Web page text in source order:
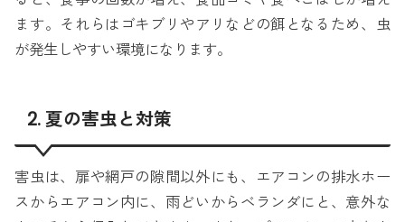
ます。それらはゴキブリやアリなどの餌となるため、虫
が発生しやすい環境になります。
2. 夏の害虫と対策
害虫は、扉や網戸の隙間以外にも、エアコンの排水ホー
スからエアコン内に、雨どいからベランダにと、意外な